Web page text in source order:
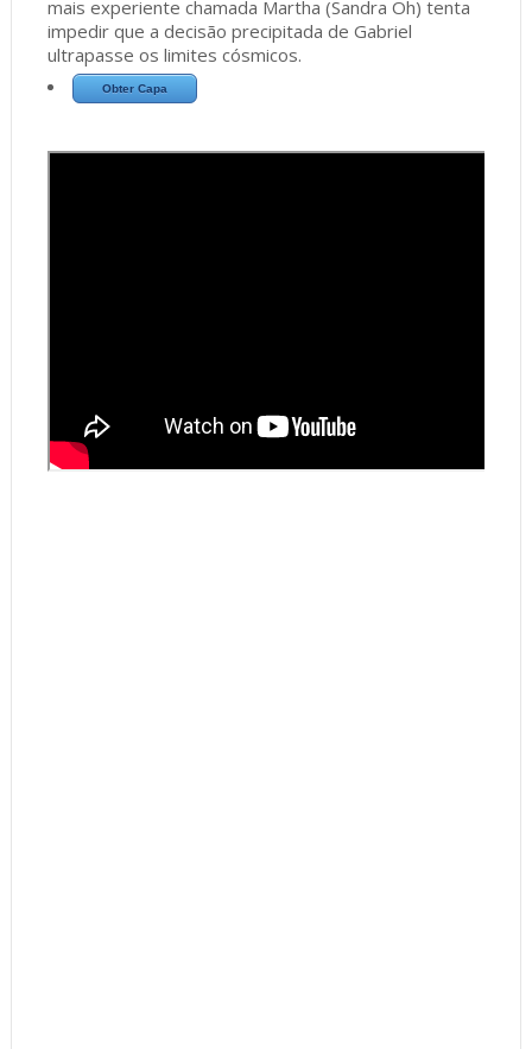
mais experiente chamada Martha (Sandra Oh) tenta
impedir que a decisão precipitada de Gabriel
ultrapasse os limites cósmicos.
Obter Capa